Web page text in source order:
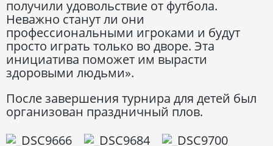
получили удовольствие от футбола.
Неважно станут ли они
профессиональными игроками и будут
просто играть только во дворе. Эта
инициатива поможет им вырасти
здоровыми людьми».
После завершения турнира для детей был
организован праздничный плов.